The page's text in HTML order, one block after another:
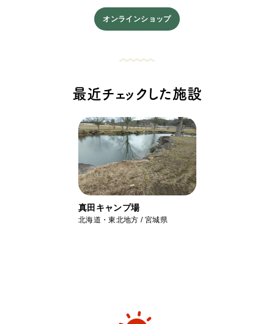
オンラインショップ
最近チェックした施設
真田キャンプ場
北海道・東北地方 / 宮城県